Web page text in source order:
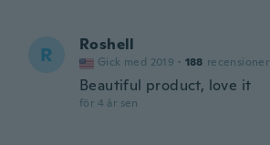
R Roshell
Gick med 2019 · 188 recensioner
Beautiful product, love it
för 4 år sen